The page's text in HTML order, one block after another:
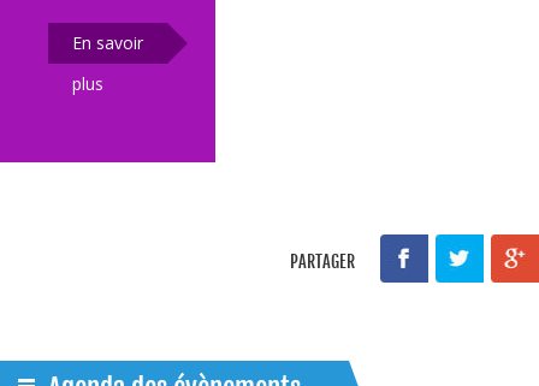
En savoir
plus
PARTAGER